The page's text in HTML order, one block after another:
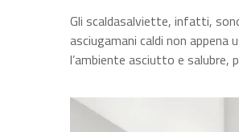
Gli scaldasalviette, infatti,
asciugamani caldi non
l’ambiente asciutto e